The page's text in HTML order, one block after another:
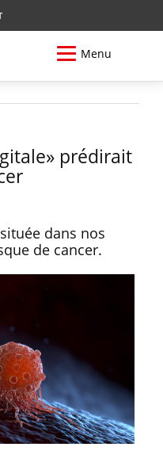
Menu
prédirait
dans nos
de cancer.